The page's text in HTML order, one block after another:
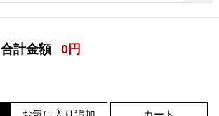
合計金額 0 円